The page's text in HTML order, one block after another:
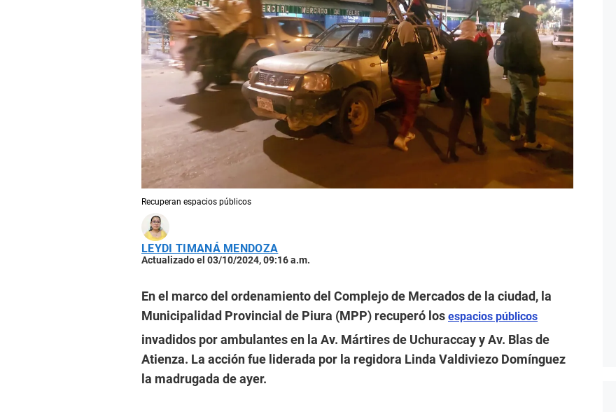
Recuperan espacios públicos
LEYDI TIMANÁ MENDOZA
Actualizado el 03/10/2024, 09:16 a.m.
En el marco del ordenamiento del Complejo de Mercados de la ciudad, la
Municipalidad Provincial de Piura (MPP) recuperó los espacios públicos
invadidos por ambulantes en la Av. Mártires de Uchuraccay y Av. Blas de
Atienza. La acción fue liderada por la regidora Linda Valdiviezo Domínguez
la madrugada de ayer.